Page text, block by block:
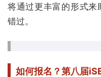
将通过更丰富的形式来
错过。
如何报名？第八届